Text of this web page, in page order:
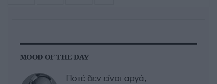
MOOD OF THE DAY
Ποτέ δεν είναι αργά,